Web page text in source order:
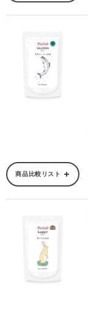
商品比較リスト